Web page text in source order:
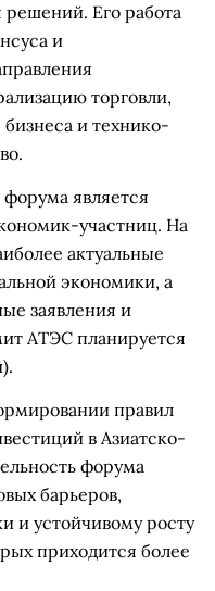
решений. Его работа
и
торговли,
и технико-
является
участниц. На
актуальные
экономики, а
заявления и
АТЭС планируется
правил
в Азиатско-
форума
барьеров,
и устойчивому росту
приходится более